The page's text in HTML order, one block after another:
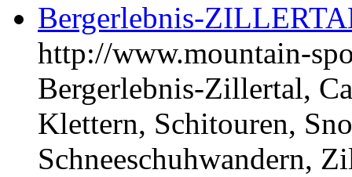
Bergerlebnis-
http://www.mountain-
Bergerlebnis-Zillertal,
Klettern, Schitouren,
Schneeschuhwandern,